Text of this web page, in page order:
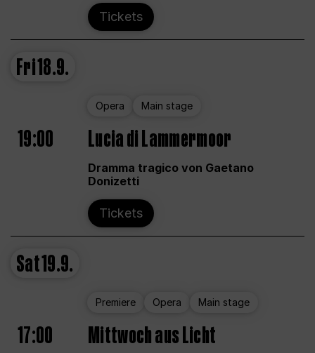
Tickets
Fri18.9.
Opera Main stage
19:00 Lucia di Lammermoor
Dramma tragico von Gaetano
Donizetti
Tickets
Sat19.9.
Premiere Opera Main stage
17:00 Mittwoch aus Licht